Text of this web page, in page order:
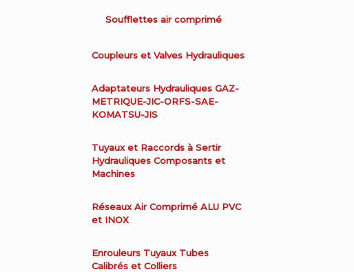
Soufflettes air comprimé
Coupleurs et Valves Hydrauliques
Adaptateurs Hydrauliques GAZ-
METRIQUE-JIC-ORFS-SAE-
KOMATSU-JIS
Tuyaux et Raccords à Sertir
Hydrauliques Composants et
Machines
Réseaux Air Comprimé ALU PVC
et INOX
Enrouleurs Tuyaux Tubes
Calibrés et Colliers